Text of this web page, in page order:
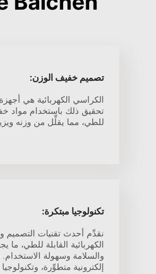
تصميم خفيف الوزن:
الكراسي الكهربائية هي
تحقيق ذلك باستخدام مواد
للطي، مما يقلِّل من وزنه
تكنولوجيا مبتكرة:
نقدِّم أحدث تقنيات التصميم
الكهربائية القابلة للطي،
والسلامة وسهولة
إلكترونية متطوِّرة،